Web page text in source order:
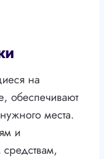
на
обеспечивают
места.
и